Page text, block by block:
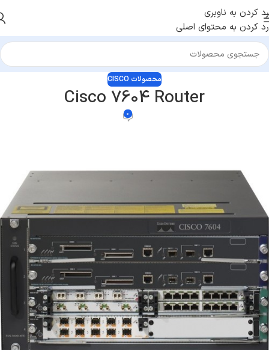
رد کردن به ناوبری
رد کردن به محتوای اصلی
محصولات CISCO
Cisco 7604 Router
0